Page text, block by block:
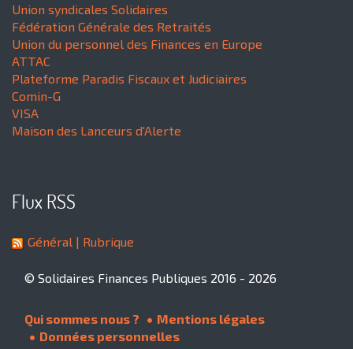
Union syndicales Solidaires
Fédération Générale des Retraités
Union du personnel des Finances en Europe
ATTAC
Plateforme Paradis Fiscaux et Judiciaires
Comin-G
VISA
Maison des Lanceurs d'Alerte
Flux RSS
Général | Rubrique
© Solidaires Finances Publiques 2016 - 2026
Qui sommes nous ?
Mentions légales
Données personnelles